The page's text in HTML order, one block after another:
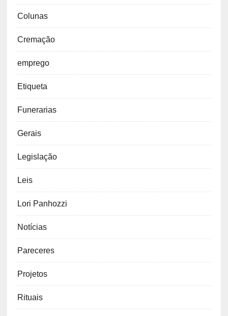
Colunas
Cremação
emprego
Etiqueta
Funerarias
Gerais
Legislação
Leis
Lori Panhozzi
Notícias
Pareceres
Projetos
Rituais